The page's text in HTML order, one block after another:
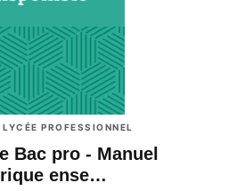
PROFESSIONNEL
Bac pro - Manuel
ense…